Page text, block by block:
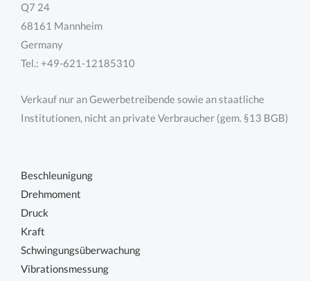
Q7 24
68161 Mannheim
Germany
Tel.: +49-621-12185310
Verkauf nur an Gewerbetreibende sowie an staatliche
Institutionen, nicht an private Verbraucher (gem. §13 BGB)
Beschleunigung
Drehmoment
Druck
Kraft
Schwingungsüberwachung
Vibrationsmessung